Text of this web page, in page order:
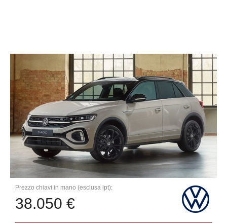
Prezzo chiavi in mano (esclusa ipt):
38.050 €